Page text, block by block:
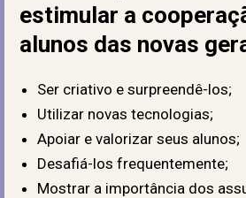
estimular a
alunos das novas
Ser criativo e surpreendê-los;
Utilizar novas tecnologias;
Apoiar e valorizar seus alunos;
Desafiá-los frequentemente;
Mostrar a importância dos